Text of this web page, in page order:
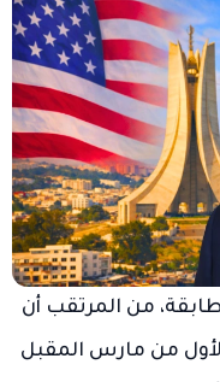
من المرتقب أن
من مارس المقبل